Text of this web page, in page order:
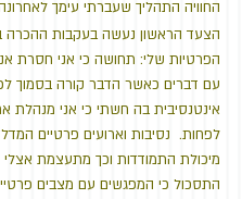
החוויה התהליך שעברתי עימך
הצעד הראשון נעשה בעקבות ההכרה
הפרטיות שלי: תחושה כי אני חסרת
עם דברים כאשר הדבר קורה בסמוך
אינטנסיבית בה חשתי כי אני מנהלת
לפחות. נסיבות וארועים פרטיים
מיכולת התמודדות וכך מתעצמת
התסכול כי המפגשים עם מצבים